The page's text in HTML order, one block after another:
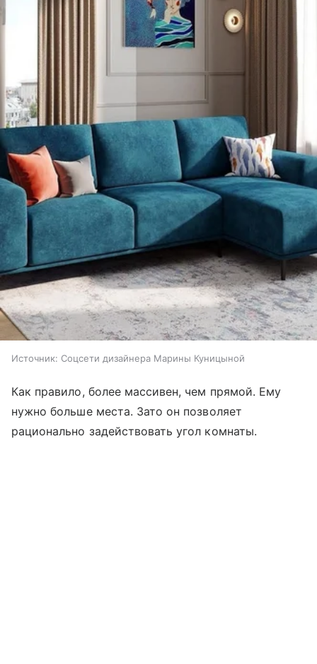
Источник: Соцсети дизайнера Марины Куницыной
Как правило, более массивен, чем прямой. Ему
нужно больше места. Зато он позволяет
рационально задействовать угол комнаты.